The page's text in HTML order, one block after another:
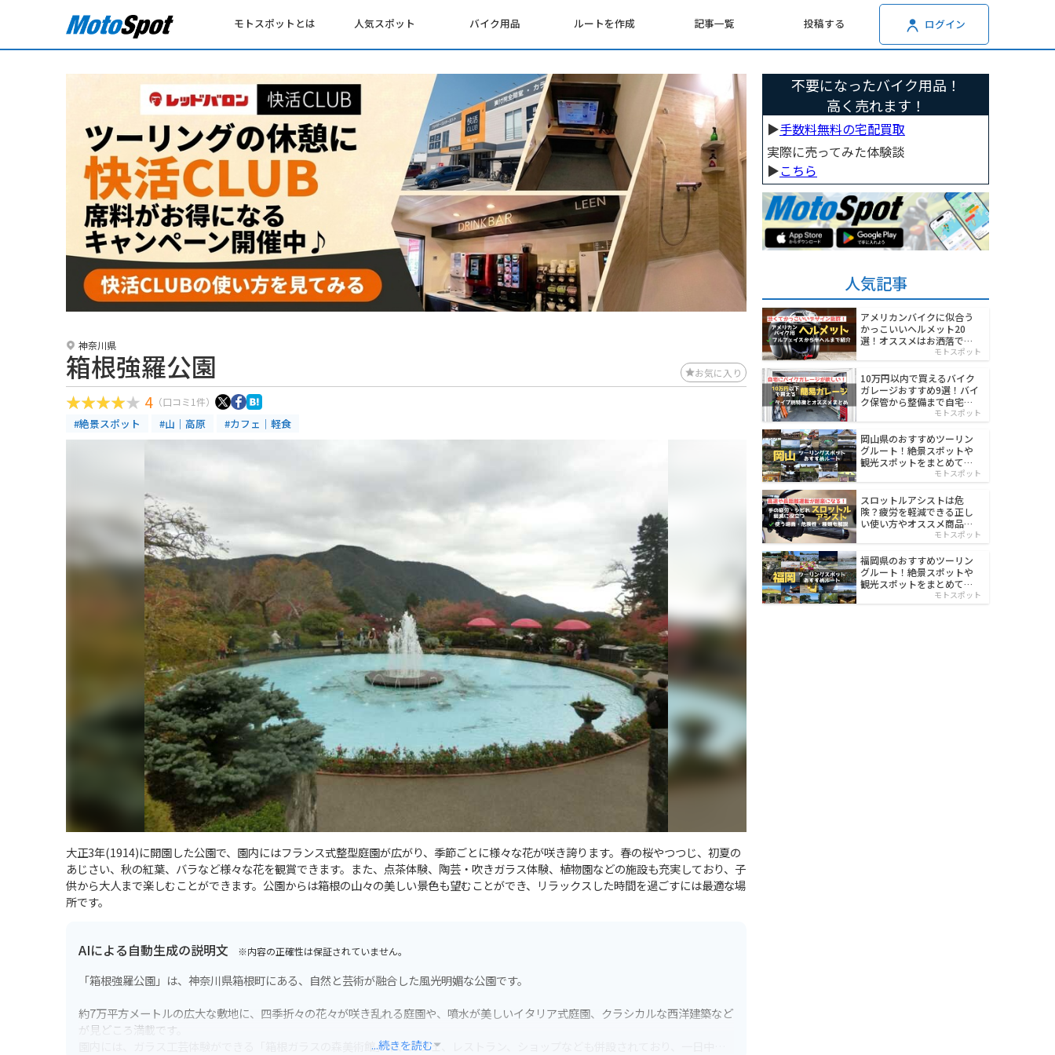
モトスポットとは 人気スポット バイク用品 ルートを作成 記事一覧 投稿する ログイン
神奈川県
箱根強羅公園 お気に入り
4 （口コミ1件）
#絶景スポット #山｜高原 #カフェ｜軽食
大正3年(1914)に開園した公園で、園内にはフランス式整型庭園が広がり、季節ごとに様々な花が咲き誇ります。春の桜やつつじ、初夏の
あじさい、秋の紅葉、バラなど様々な花を観賞できます。また、点茶体験、陶芸・吹きガラス体験、植物園などの施設も充実しており、子
供から大人まで楽しむことができます。公園からは箱根の山々の美しい景色も望むことができ、リラックスした時間を過ごすには最適な場
所です。
AIによる自動生成の説明文 ※内容の正確性は保証されていません。
「箱根強羅公園」は、神奈川県箱根町にある、自然と芸術が融合した風光明媚な公園です。
約7万平方メートルの広大な敷地に、四季折々の花々が咲き乱れる庭園や、噴水が美しいイタリア式庭園、クラシカルな西洋建築など
が見どころ満載です。
園内には、ガラス工芸体験ができる「箱根ガラスの森美術館」や、カフェ、レストラン、ショップなども併設されており、一日中楽
...続きを読む
不要になったバイク用品！
高く売れます！
▶︎手数料無料の宅配買取
実際に売ってみた体験談
▶︎こちら
人気記事
アメリカンバイクに似合う
かっこいいヘルメット20
選！オススメはお洒落でワ
モトスポット
10万円以内で買えるバイク
ガレージおすすめ9選！バイ
ク保管から整備まで自宅で
モトスポット
岡山県のおすすめツーリン
グルート！絶景スポットや
観光スポットをまとめて紹
モトスポット
スロットルアシストは危
険？疲労を軽減できる正し
い使い方やオススメ商品を
モトスポット
福岡県のおすすめツーリン
グルート！絶景スポットや
観光スポットをまとめて紹
モトスポット